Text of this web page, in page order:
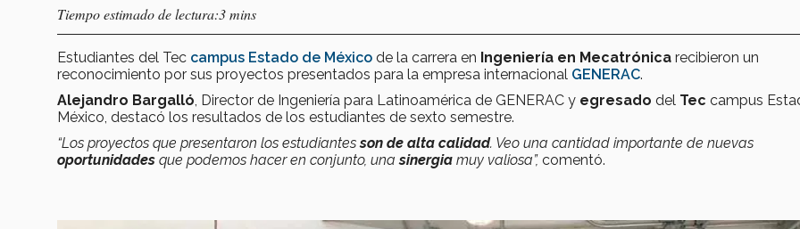
Tiempo estimado de lectura:3 mins
Estudiantes del Tec campus Estado de México de la carrera en Ingeniería en Mecatrónica recibieron un
reconocimiento por sus proyectos presentados para la empresa internacional GENERAC.
Alejandro Bargalló , Director de Ingeniería para Latinoamérica de GENERAC y egresado del Tec campus
México, destacó los resultados de los estudiantes de sexto semestre.
“Los proyectos que presentaron los estudiantesson de alta calidad. Veo una cantidad importante de nuevas
oportunidades que podemos hacer en conjunto, unasinergia muy valiosa”, comentó.